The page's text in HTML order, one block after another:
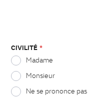
CIVILITÉ *
Madame
Monsieur
Ne se prononce pas